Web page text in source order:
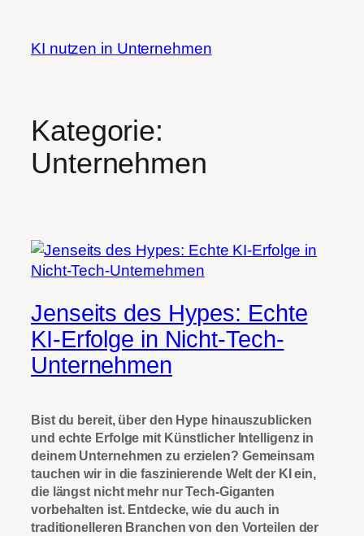
springen
KI nutzen in Unternehmen
Kategorie:
Unternehmen
Jenseits des Hypes: Echte
KI-Erfolge in Nicht-Tech-
Unternehmen
Bist du bereit, über den Hype hinauszublicken
und echte Erfolge mit Künstlicher Intelligenz in
deinem Unternehmen zu erzielen? Gemeinsam
tauchen wir in die faszinierende Welt der KI ein,
die längst nicht mehr nur Tech-Giganten
vorbehalten ist. Entdecke, wie du auch in
traditionelleren Branchen von den Vorteilen der